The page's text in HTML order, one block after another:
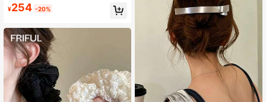
用
#1 ベストセラー
¥254 -20%